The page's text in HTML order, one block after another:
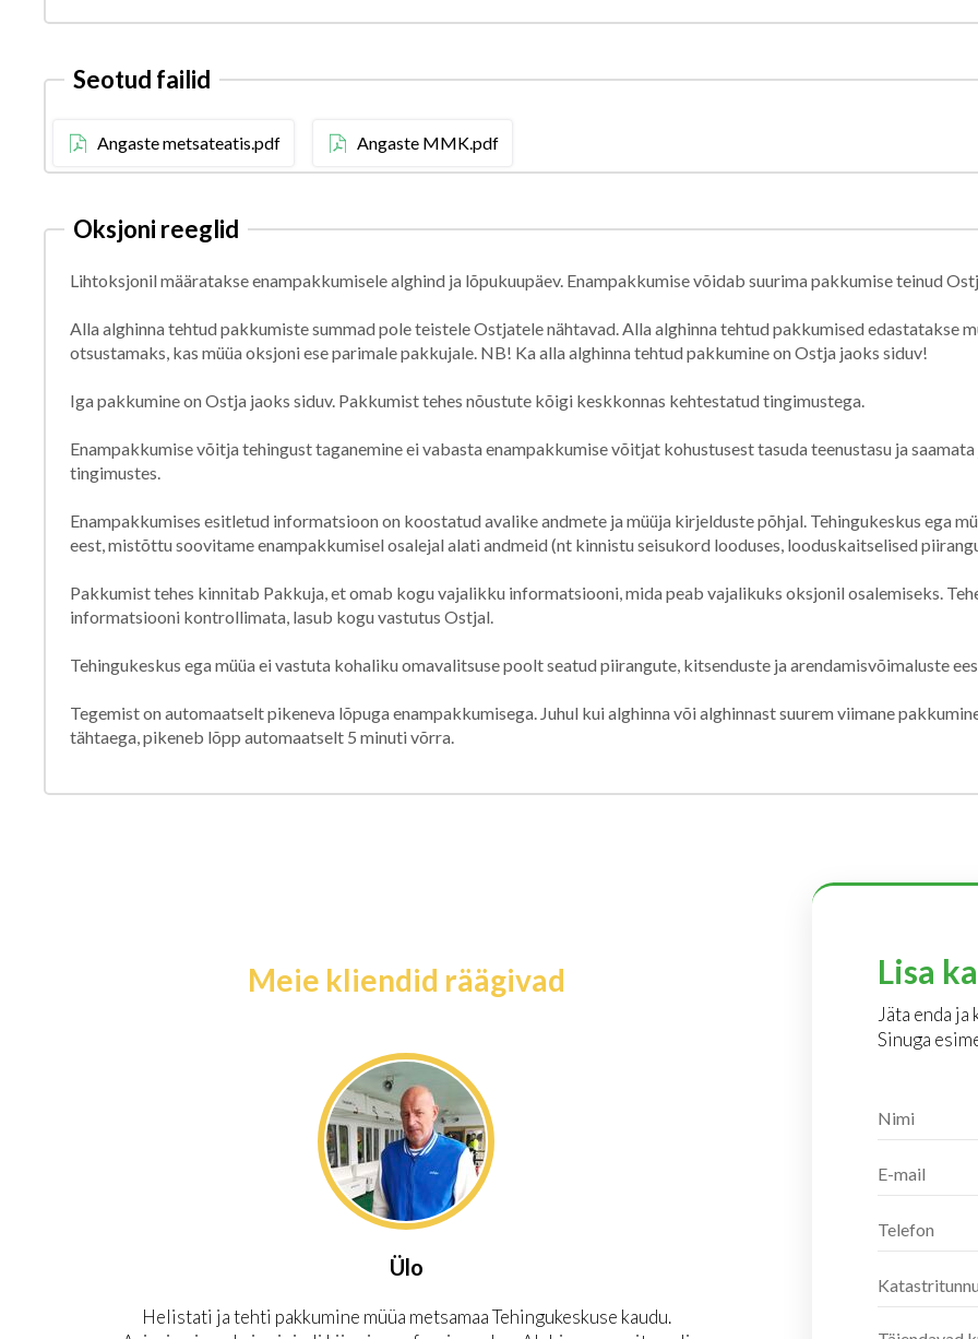
Seotud failid
Angaste metsateatis.pdf Angaste MMK.pdf
Oksjoni reeglid
Lihtoksjonil määratakse enampakkumisele alghind ja lõpukuupäev. Enampakkumise võidab suurima pakkumise teinud
Alla alghinna tehtud pakkumiste summad pole teistele Ostjatele nähtavad. Alla alghinna tehtud pakkumised edastatakse
otsustamaks, kas müüa oksjoni ese parimale pakkujale. NB! Ka alla alghinna tehtud pakkumine on Ostja jaoks siduv!
Iga pakkumine on Ostja jaoks siduv. Pakkumist tehes nõustute kõigi keskkonnas kehtestatud tingimustega.
Enampakkumise võitja tehingust taganemine ei vabasta enampakkumise võitjat kohustusest tasuda teenustasu ja
tingimustes.
Enampakkumises esitletud informatsioon on koostatud avalike andmete ja müüja kirjelduste põhjal. Tehingukeskus ega
eest, mistõttu soovitame enampakkumisel osalejal alati andmeid (nt kinnistu seisukord looduses, looduskaitselised
Pakkumist tehes kinnitab Pakkuja, et omab kogu vajalikku informatsiooni, mida peab vajalikuks oksjonil osalemiseks.
informatsiooni kontrollimata, lasub kogu vastutus Ostjal.
Tehingukeskus ega müüa ei vastuta kohaliku omavalitsuse poolt seatud piirangute, kitsenduste ja arendamisvõimaluste
Tegemist on automaatselt pikeneva lõpuga enampakkumisega. Juhul kui alghinna või alghinnast suurem viimane
tähtaega, pikeneb lõpp automaatselt 5 minuti võrra.
Meie kliendid räägivad
Ülo
Helistati ja tehti pakkumine müüa metsamaa Tehingukeskuse kaudu.
Lisa
Jäta enda
Sinuga